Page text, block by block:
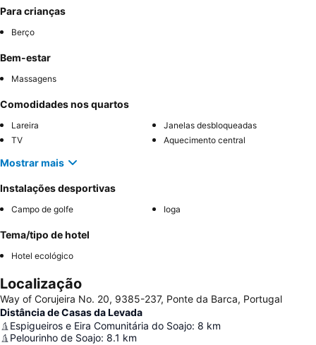
Para crianças
Berço
Bem-estar
Massagens
Comodidades nos quartos
Lareira
Janelas desbloqueadas
TV
Aquecimento central
Mostrar mais
Instalações desportivas
Campo de golfe Ioga
Tema/tipo de hotel
Hotel ecológico
Localização
Way of Corujeira No. 20, 9385-237, Ponte da Barca, Portugal
Distância de Casas da Levada
Espigueiros e Eira Comunitária do Soajo: 8 km
Pelourinho de Soajo: 8.1 km